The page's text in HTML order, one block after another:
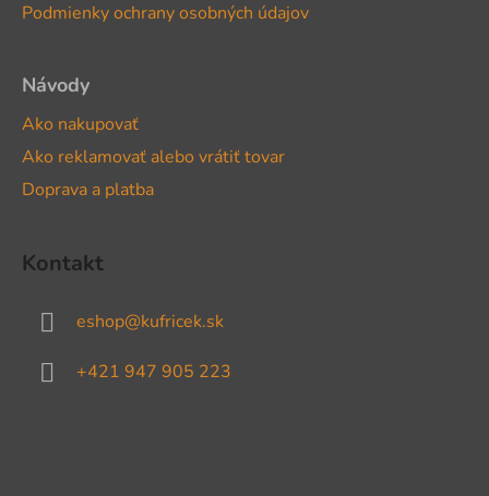
Podmienky ochrany osobných údajov
Návody
Ako nakupovať
Ako reklamovať alebo vrátiť tovar
Doprava a platba
Kontakt
eshop@kufricek.sk
+421 947 905 223